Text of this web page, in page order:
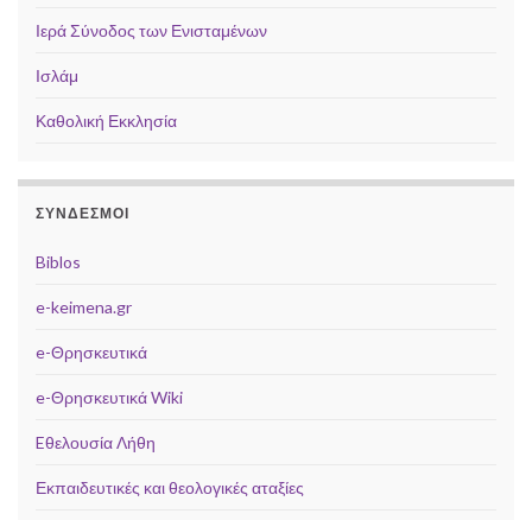
Ιερά Σύνοδος των Ενισταμένων
Ισλάμ
Καθολική Εκκλησία
ΣΎΝΔΕΣΜΟΙ
Biblos
e-keimena.gr
e-Θρησκευτικά
e-Θρησκευτικά Wiki
Eθελουσία Λήθη
Εκπαιδευτικές και θεολογικές αταξίες